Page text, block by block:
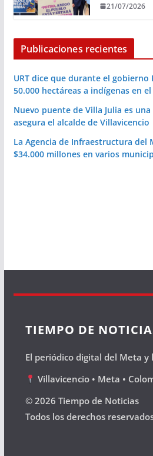
21/07/2026
Publicaciones recientes
URT dice que durante el
50.000 hectáreas a indígenas en
Nuevo puente de Villa Julia es
asegura el alcalde de Villavicencio
La Agencia de Infraestructura del
$34.000 millones en varios
TIEMPO DE
El periódico digital del Meta y
Villavicencio • Meta •
© 2026 Tiempo de Noticias
Todos los derechos